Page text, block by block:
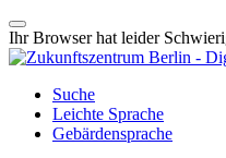
Ihr Browser hat leider
Suche
Leichte Sprache
Gebärdensprache